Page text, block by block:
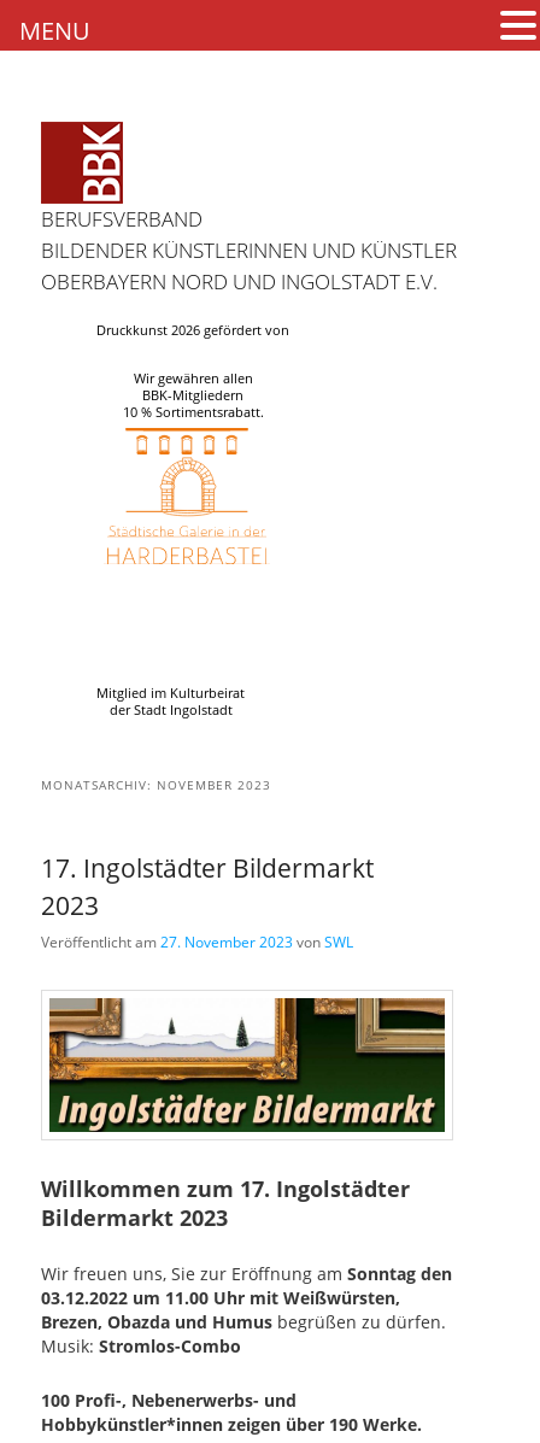
BERUFSVERBAND
BILDENDER KÜNSTLERINNEN UND KÜNSTLER
OBERBAYERN NORD UND INGOLSTADT E.V.
Druckkunst 2026 gefördert von
Wir gewähren allen
BBK-Mitgliedern
10 % Sortimentsrabatt.
Mitglied im Kulturbeirat
der Stadt Ingolstadt
MONATSARCHIV: NOVEMBER 2023
17. Ingolstädter Bildermarkt
2023
Veröffentlicht am27. November 2023vonSWL
Willkommen zum 17. Ingolstädter
Bildermarkt 2023
Wir freuen uns, Sie zur Eröffnung amSonntag den
03.12.2022 um 11.00 Uhr mit Weißwürsten,
Brezen, Obazda und Humus begrüßen zu dürfen.
Musik: Stromlos-Combo
100 Profi-, Nebenerwerbs- und
Hobbykünstler*innen zeigen über 190 Werke.
MENU